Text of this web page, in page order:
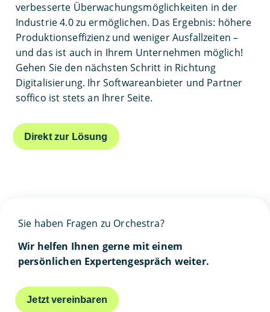
verbesserte Überwachungsmöglichkeiten in der
Industrie 4.0 zu ermöglichen. Das Ergebnis: höhere
Produktionseffizienz und weniger Ausfallzeiten –
und das ist auch in Ihrem Unternehmen möglich!
Gehen Sie den nächsten Schritt in Richtung
Digitalisierung. Ihr Softwareanbieter und Partner
soffico ist stets an Ihrer Seite.
Direkt zur Lösung
Sie haben Fragen zu Orchestra?
Wir helfen Ihnen gerne mit einem
persönlichen Expertengespräch weiter.
Jetzt vereinbaren